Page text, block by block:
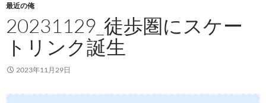
最近の俺
20231129_徒歩圏にスケー
トリンク誕生
2023年11月29日